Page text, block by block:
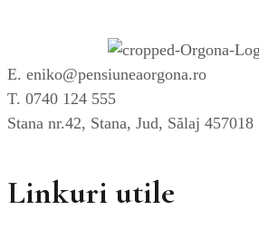
E. eniko@pensiuneaorgona.ro
T. 0740 124 555
Stana nr.42, Stana, Jud, Sălaj 457018
Linkuri utile